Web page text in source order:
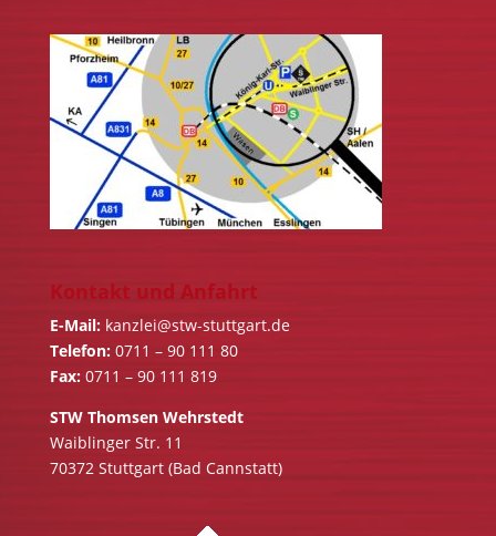
Kontakt und Anfahrt
E-Mail:kanzlei@stw-stuttgart.de
Telefon:0711 – 90 111 80
Fax:0711 – 90 111 819
STW Thomsen Wehrstedt
Waiblinger Str. 11
70372 Stuttgart (Bad Cannstatt)